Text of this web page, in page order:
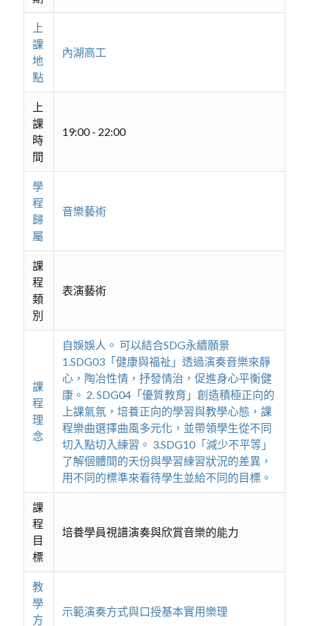
上
課
地
點
內湖高工
上
課
時
間
19:00 - 22:00
學
程
歸
屬
音樂藝術
課
程
類
別
表演藝術
課
程
理
念
自娛娛人。 可以結合SDG永續願景
1.SDG03「健康與福祉」透過演奏音樂來靜
心，陶冶性情，抒發情治，促進身心平衡健
康。 2. SDG04「優質教育」創造積極正向的
上課氣氛，培養正向的學習與教學心態，課
程樂曲選擇曲風多元化，並帶領學生從不同
切入點切入練習。 3.SDG10「減少不平等」
了解個體間的天份與學習練習狀況的差異，
用不同的標準來看待學生並給不同的目標。
課
程
目
標
培養學員視譜演奏與欣賞音樂的能力
教
學
方
示範演奏方式與口授基本實用樂理